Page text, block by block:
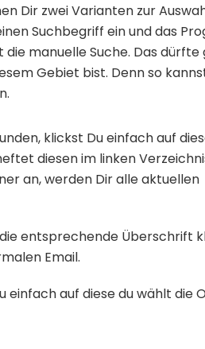
Dir zwei Varianten zur
Suchbegriff ein und das
manuelle Suche. Das dürfte
Gebiet bist. Denn so
klickst Du einfach auf
diesen im linken
an, werden Dir alle aktuellen
entsprechende Überschrift
Email.
einfach auf diese du wählt die